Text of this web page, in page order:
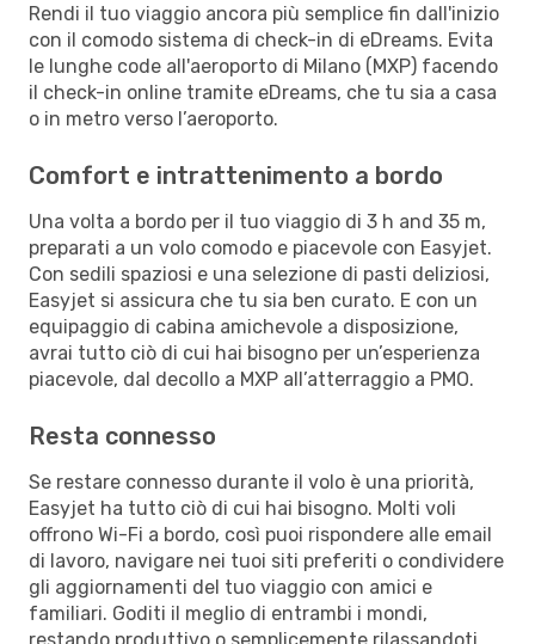
Rendi il tuo viaggio ancora più semplice fin dall'inizio
con il comodo sistema di check-in di eDreams. Evita
le lunghe code all'aeroporto di Milano (MXP) facendo
il check-in online tramite eDreams, che tu sia a casa
o in metro verso l’aeroporto.
Comfort e intrattenimento a bordo
Una volta a bordo per il tuo viaggio di 3 h and 35 m,
preparati a un volo comodo e piacevole con Easyjet.
Con sedili spaziosi e una selezione di pasti deliziosi,
Easyjet si assicura che tu sia ben curato. E con un
equipaggio di cabina amichevole a disposizione,
avrai tutto ciò di cui hai bisogno per un’esperienza
piacevole, dal decollo a MXP all’atterraggio a PMO.
Resta connesso
Se restare connesso durante il volo è una priorità,
Easyjet ha tutto ciò di cui hai bisogno. Molti voli
offrono Wi-Fi a bordo, così puoi rispondere alle email
di lavoro, navigare nei tuoi siti preferiti o condividere
gli aggiornamenti del tuo viaggio con amici e
familiari. Goditi il meglio di entrambi i mondi,